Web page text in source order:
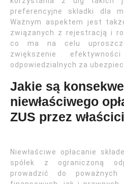
preferencyjne składki dla
Ważnym aspektem jest
związanych z rejestracją i
co ma na celu
zwiększenie
odpowiedzialnych za
Jakie są
niewłaściwego
ZUS przez
Niewłaściwe opłacanie
spółek z ograniczoną
prowadzić do poważnych